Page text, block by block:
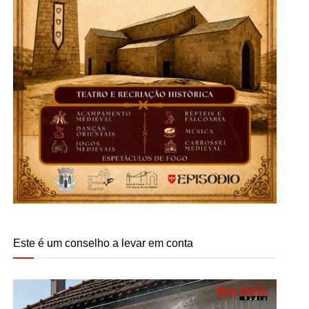
Este é um conselho a levar em conta